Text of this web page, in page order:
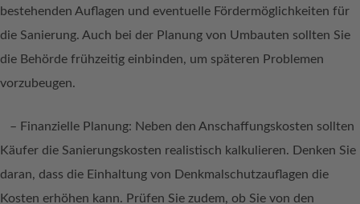
bestehenden Auflagen und eventuelle Fördermöglichkeiten für
die Sanierung. Auch bei der Planung von Umbauten sollten Sie
die Behörde frühzeitig einbinden, um späteren Problemen
vorzubeugen.
– Finanzielle Planung: Neben den Anschaffungskosten sollten
Käufer die Sanierungskosten realistisch kalkulieren. Denken Sie
daran, dass die Einhaltung von Denkmalschutzauflagen die
Kosten erhöhen kann. Prüfen Sie zudem, ob Sie von den